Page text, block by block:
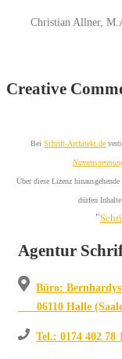
Christian Allner,
Creative
Bei Schrift-Architekt.de
Über diese Lizenz
dürfen
"
Agentur
Büro:
06110 Halle
Tel.: 0174 402 78